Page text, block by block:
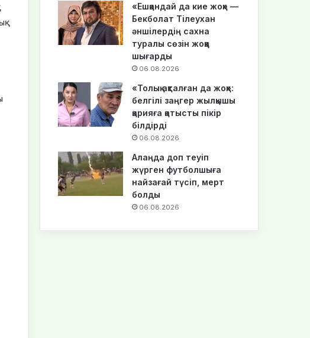
«Ешқандай да кие жоқ» —
Бекболат Тілеухан
әншілердің сахна
туралы сөзін жоққа
шығарды
06.08.2026
«Толық ақталған да жоқ»:
белгілі заңгер жылқышы
қарияға қатысты пікір
білдірді
06.08.2026
Алаңда доп теуіп
жүрген футболшыға
найзағай түсіп, мерт
болды
06.08.2026